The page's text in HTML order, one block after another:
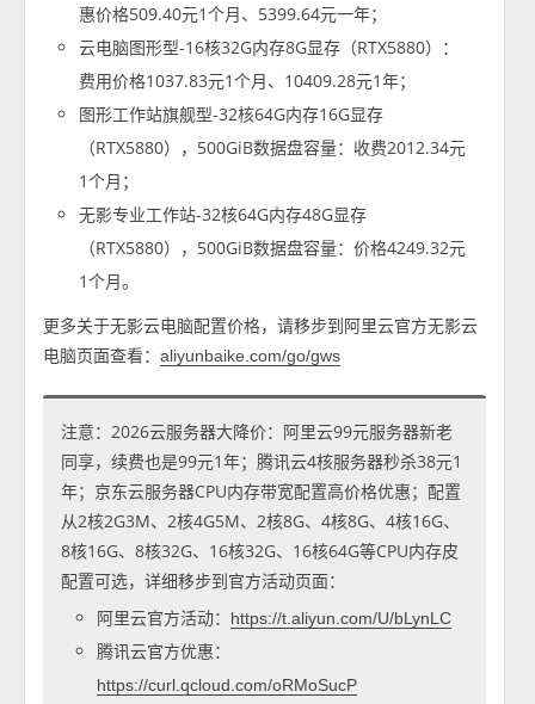
惠价格509.40元1个月、5399.64元一年；
云电脑图形型-16核32G内存8G显存（RTX5880）：
费用价格1037.83元1个月、10409.28元1年；
图形工作站旗舰型-32核64G内存16G显存
（RTX5880），500GiB数据盘容量：收费2012.34元
1个月；
无影专业工作站-32核64G内存48G显存
（RTX5880），500GiB数据盘容量：价格4249.32元
1个月。
更多关于无影云电脑配置价格，请移步到阿里云官方无影云
电脑页面查看：aliyunbaike.com/go/gws
注意：2026云服务器大降价：阿里云99元服务器新老
同享，续费也是99元1年；腾讯云4核服务器秒杀38元1
年；京东云服务器CPU内存带宽配置高价格优惠；配置
从2核2G3M、2核4G5M、2核8G、4核8G、4核16G、
8核16G、8核32G、16核32G、16核64G等CPU内存皮
配置可选，详细移步到官方活动页面：
阿里云官方活动：
https://t.aliyun.com/U/bLynLC
腾讯云官方优惠：
https://curl.qcloud.com/oRMoSucP